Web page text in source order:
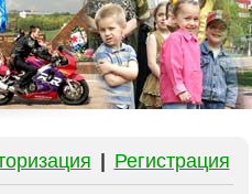
Регистрация